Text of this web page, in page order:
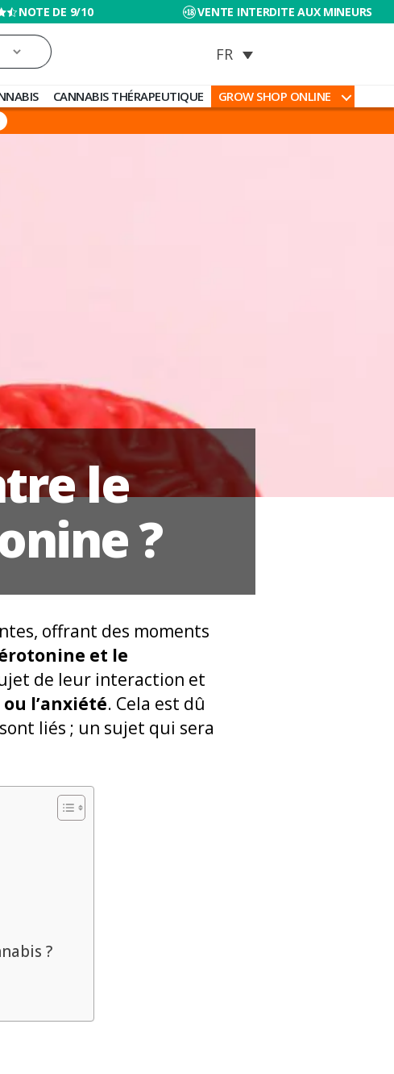
NOTE DE 9/10 VENTE INTERDITE AUX MINEURS
CANNABIS THÉRAPEUTIQUE GROW SHOP ONLINE
le
?
offrant des moments
et le
de leur interaction et
l’anxiété. Cela est dû
liés ; un sujet qui sera
?